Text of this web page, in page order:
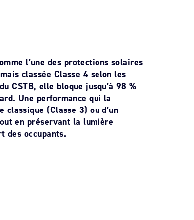
l’une des protections solaires
classée Classe 4 selon les
CSTB, elle bloque jusqu’à 98 %
Une performance qui la
classique (Classe 3) ou d’un
en préservant la lumière
des occupants.